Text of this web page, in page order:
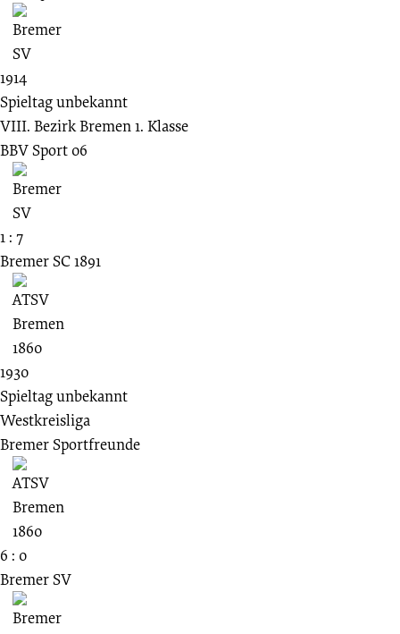
1914
Spieltag unbekannt
VIII. Bezirk Bremen 1. Klasse
BBV Sport 06
1 : 7
Bremer SC 1891
1930
Spieltag unbekannt
Westkreisliga
Bremer Sportfreunde
6 : 0
Bremer SV